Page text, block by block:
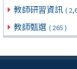
教師研習資訊 (
教師甄選 ( 265 )